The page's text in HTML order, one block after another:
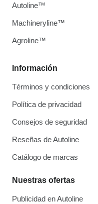
Información
Términos y condiciones
Política de privacidad
Consejos de seguridad
Reseñas de Autoline
Catálogo de marcas
Nuestras ofertas
Publicidad en Autoline
Autoline™
Machineryline™
Agroline™